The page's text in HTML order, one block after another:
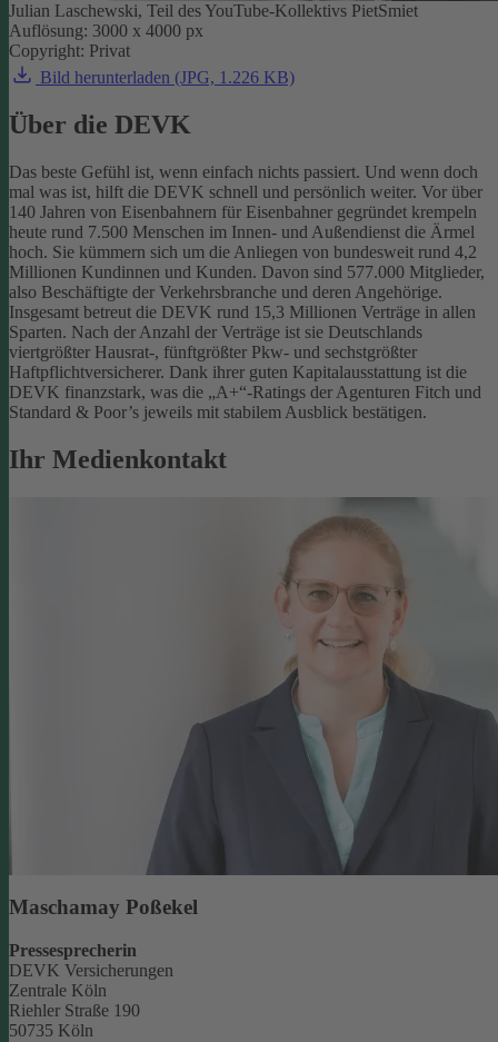
Julian Laschewski, Teil des YouTube-Kollektivs PietSmiet
Auflösung: 3000 x 4000 px
Copyright: Privat
Bild herunterladen (JPG, 1.226 KB)
Über die DEVK
Das beste Gefühl ist, wenn einfach nichts passiert. Und wenn doch
mal was ist, hilft die DEVK schnell und persönlich weiter. Vor über
140 Jahren von Eisenbahnern für Eisenbahner gegründet krempeln
heute rund 7.500 Menschen im Innen- und Außendienst die Ärmel
hoch. Sie kümmern sich um die Anliegen von bundesweit rund 4,2
Millionen Kundinnen und Kunden. Davon sind 577.000 Mitglieder,
also Beschäftigte der Verkehrsbranche und deren Angehörige.
Insgesamt betreut die DEVK rund 15,3 Millionen Verträge in allen
Sparten. Nach der Anzahl der Verträge ist sie Deutschlands
viertgrößter Hausrat-, fünftgrößter Pkw- und sechstgrößter
Haftpflichtversicherer. Dank ihrer guten Kapitalausstattung ist die
DEVK finanzstark, was die „A+“-Ratings der Agenturen Fitch und
Standard & Poor’s jeweils mit stabilem Ausblick bestätigen.
Ihr Medienkontakt
Maschamay Poßekel
Pressesprecherin
DEVK Versicherungen
Zentrale Köln
Riehler Straße 190
50735 Köln